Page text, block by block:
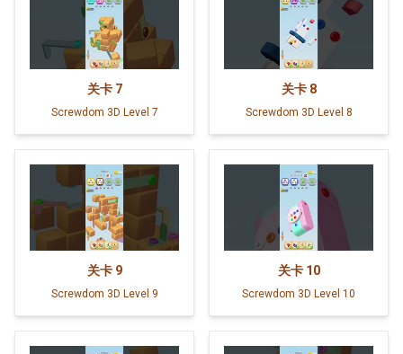
关卡 7
Screwdom 3D Level 7
关卡 8
Screwdom 3D Level 8
关卡 9
Screwdom 3D Level 9
关卡 10
Screwdom 3D Level 10